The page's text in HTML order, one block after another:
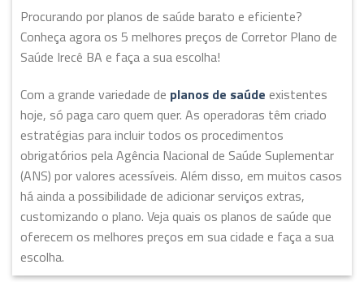
Procurando por planos de saúde barato e eficiente?
Conheça agora os 5 melhores preços de Corretor Plano de
Saúde Irecê BA e faça a sua escolha!
Com a grande variedade de planos de saúde existentes
hoje, só paga caro quem quer. As operadoras têm criado
estratégias para incluir todos os procedimentos
obrigatórios pela Agência Nacional de Saúde Suplementar
(ANS) por valores acessíveis. Além disso, em muitos casos
há ainda a possibilidade de adicionar serviços extras,
customizando o plano. Veja quais os planos de saúde que
oferecem os melhores preços em sua cidade e faça a sua
escolha.